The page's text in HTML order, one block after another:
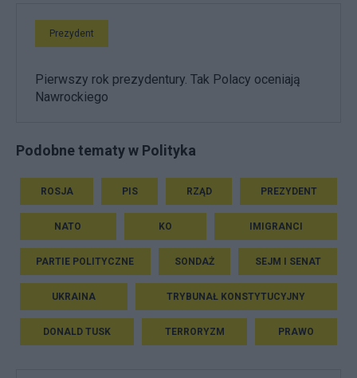
Prezydent
Pierwszy rok prezydentury. Tak Polacy oceniają
Nawrockiego
Podobne tematy w Polityka
ROSJA PIS RZĄD PREZYDENT
NATO KO IMIGRANCI
PARTIE POLITYCZNE SONDAŻ SEJM I SENAT
UKRAINA TRYBUNAŁ KONSTYTUCYJNY
DONALD TUSK TERRORYZM PRAWO